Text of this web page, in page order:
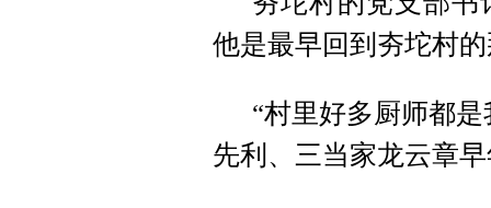
他是最早回到夯坨村
“村里好多厨师都
先利、三当家龙云章